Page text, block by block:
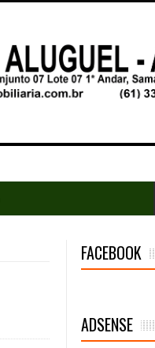
FACEBOOK
ADSENSE